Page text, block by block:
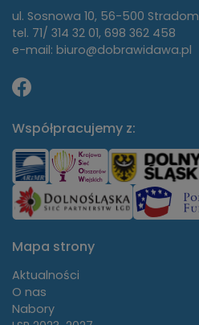
ul. Sosnowa 10, 56-500
tel. 71/ 314 32 01, 698 362 458
e-mail: biuro@dobrawidawa.pl
Współpracujemy z:
Mapa strony
Aktualności
O nas
Nabory